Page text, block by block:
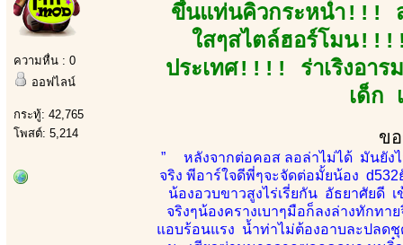
ความหื่น : 0
ออฟไลน์
กระทู้: 42,765
โพสต์: 5,214
ขึ้นแท่นคิวกระหน่ำ!!! ส
ใสๆสไตล์ฮอร์โมน!!!!
ประเทศ!!!! ร่าเริงอา
เด็ก
ข
” หลังจากต่อคอส ลอล่าไม่ได้ มันยัง
จริง พีอาร์ใจดีพี่ๆจะจัดต่อมั้ยน้อง
น้องอวบขาวสูงไร่เรี่ยกัน อัธยาศัยดี
จริงๆน้องครางเบาๆมือก็ลงล่างทักท
แอบร้อนแรง น้ำท่าไม่ต้องอาบละปลด